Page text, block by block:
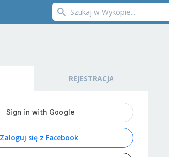
REJESTRACJA
Zaloguj się z Facebook